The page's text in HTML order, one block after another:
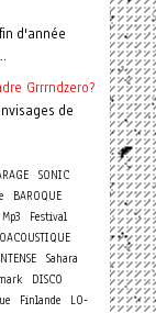
d'année
Grrrndzero?
de
SONIC
BAROQUE
Mp3
Festival
Sahara
DISCO
Finlande
LO-